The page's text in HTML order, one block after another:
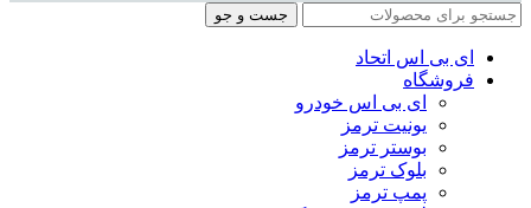
جست و جو
ای بی اس اتحاد
فروشگاه
ای بی اس خودرو
یونیت ترمز
بوستر ترمز
بلوک ترمز
پمپ ترمز